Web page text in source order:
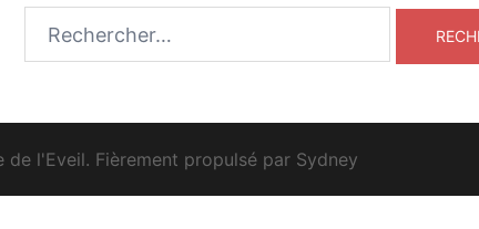
l'Eveil. Fièrement propulsé par Sydney